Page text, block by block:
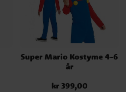
Super Mario Kostyme 4-6
år
Pris:kr 399,00
kr 399,00